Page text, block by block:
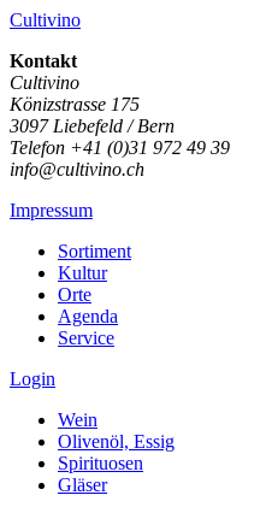
Cultivino
Kontakt
Cultivino
Könizstrasse 175
3097 Liebefeld / Bern
Telefon +41 (0)31 972 49 39
info@cultivino.ch
Impressum
Sortiment
Kultur
Orte
Agenda
Service
Login
Wein
Olivenöl, Essig
Spirituosen
Gläser